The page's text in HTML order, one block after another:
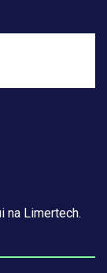
na Limertech.